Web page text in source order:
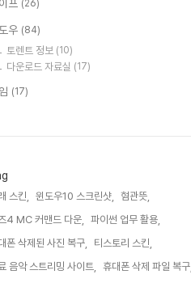
프 (26)
우 (84)
토렌트 정보 (10)
다운로드 자료실 (17)
(17)
스킨, 윈도우10 스크린샷,
혐관뜻,
4 MC 커맨드 다운,
파이썬 업무 활용,
폰 삭제된 사진 복구,
티스토리 스킨,
음악 스트리밍 사이트,
휴대폰 삭제 파일 복구,